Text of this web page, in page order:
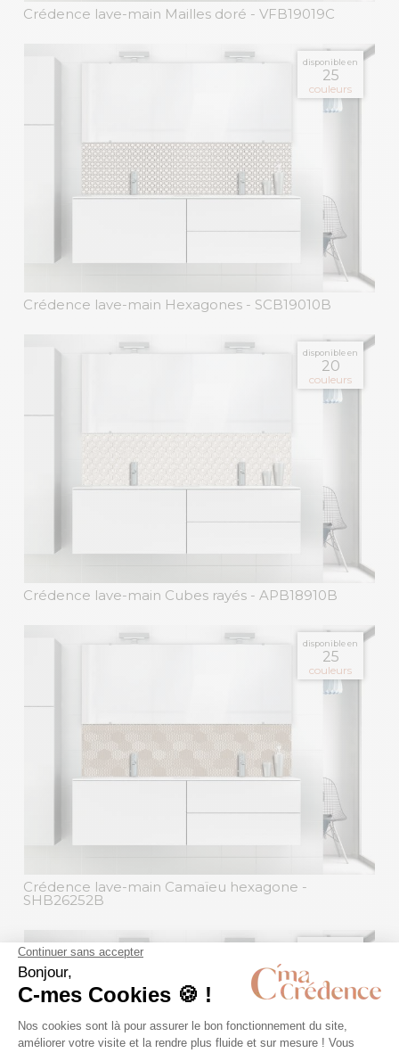
Crédence lave-main Mailles doré - VFB19019C
disponible en
25
couleurs
Crédence lave-main Hexagones - SCB19010B
disponible en
20
couleurs
Crédence lave-main Cubes rayés - APB18910B
disponible en
25
couleurs
Crédence lave-main Camaïeu hexagone -
SHB26252B